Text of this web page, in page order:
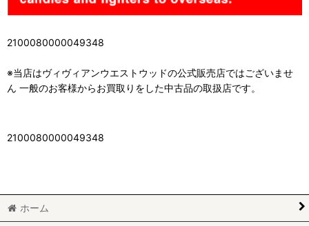
2100080000049348
※当店はヴィヴィアンウエストウッドの公式販売店ではございませ
ん 一般のお客様からお買取りをした中古品の取扱店です。
2100080000049348
ホーム